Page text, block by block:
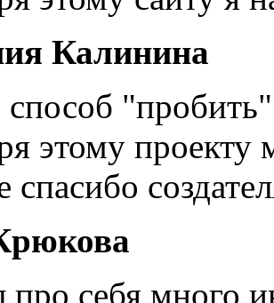
Калинина
этому
спасибо
про себя много